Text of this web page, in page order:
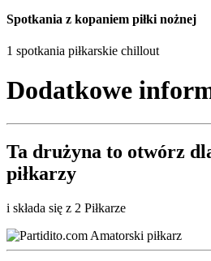
Spotkania z kopaniem piłki nożnej
1 spotkania piłkarskie chillout
Dodatkowe
Ta drużyna to otwórz
piłkarzy
i składa się z 2 Piłkarze